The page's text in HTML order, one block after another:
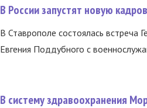
В России запустят новую
В Ставрополе состоялась встреча
Евгения Поддубного с
В систему здравоохранения